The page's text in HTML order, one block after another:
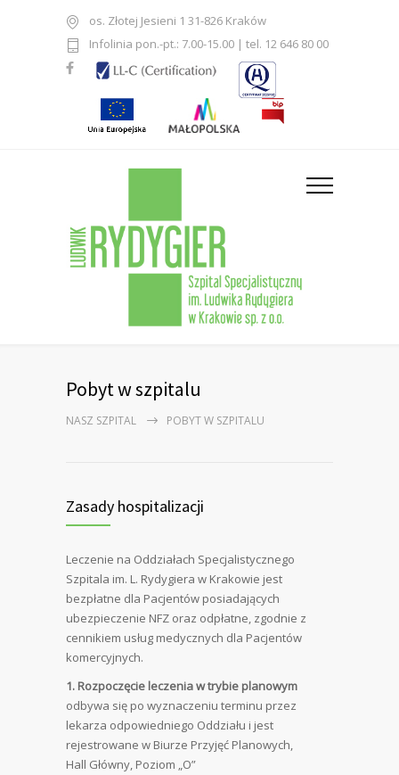
os. Złotej Jesieni 1 31-826 Kraków
Infolinia pon.-pt.: 7.00-15.00 | tel. 12 646 80 00
Pobyt w szpitalu
NASZ SZPITAL POBYT W SZPITALU
Zasady hospitalizacji
Leczenie na Oddziałach Specjalistycznego
Szpitala im. L. Rydygiera w Krakowie jest
bezpłatne dla Pacjentów posiadających
ubezpieczenie NFZ oraz odpłatne, zgodnie z
cennikiem usług medycznych dla Pacjentów
komercyjnych.
1. Rozpoczęcie leczenia w trybie planowym
odbywa się po wyznaczeniu terminu przez
lekarza odpowiedniego Oddziału i jest
rejestrowane w Biurze Przyjęć Planowych,
Hall Główny, Poziom „O”